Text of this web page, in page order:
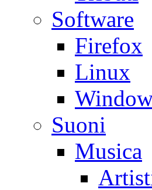
Software
Firefox
Linux
Suoni
Musica